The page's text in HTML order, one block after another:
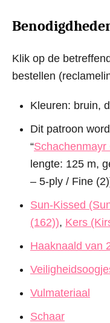
Klik op de
bestellen
Kleuren: bruin,
Dit patroon
“Schachenmayr
lengte: 125 m,
– 5-ply / Fine
Sun-Kissed
(162)), Kers
Haaknaald van
Vulmateriaal
Schaar